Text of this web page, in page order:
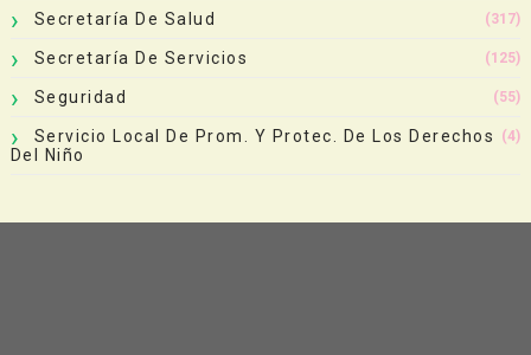
Secretaría De Salud (317)
Secretaría De Servicios (125)
Seguridad (55)
Servicio Local De Prom. Y Protec. De Los Derechos
Del Niño
(4)